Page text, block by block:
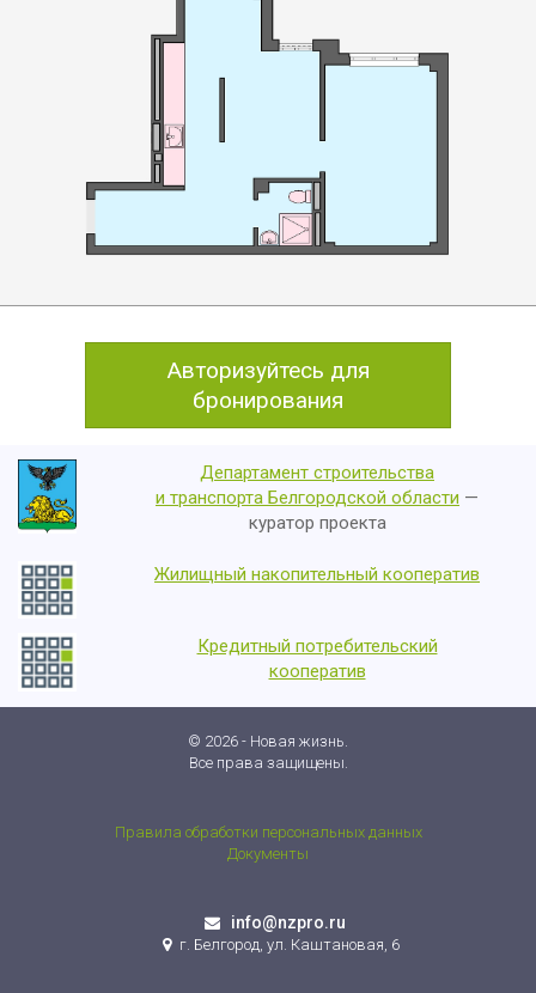
Авторизуйтесь для
бронирования
Департамент строительства
и транспорта Белгородской области —
куратор проекта
Жилищный накопительный кооператив
Кредитный потребительский
кооператив
© 2026 - Новая жизнь.
Все права защищены.
Правила обработки персональных данных
Документы
info@nzpro.ru
г. Белгород, ул. Каштановая, 6